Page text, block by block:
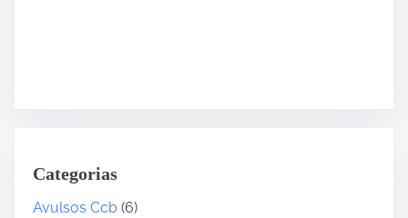
Categorias
Avulsos Ccb (6)